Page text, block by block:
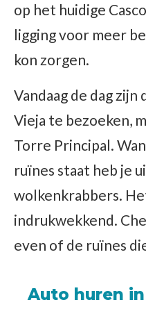
op het huidige
ligging voor meer
kon zorgen.
Vandaag de dag zijn
Vieja te bezoeken,
Torre Principal.
ruïnes staat heb je
wolkenkrabbers.
indrukwekkend.
even of de ruïnes
Auto huren